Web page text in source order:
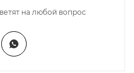
на любой вопрос